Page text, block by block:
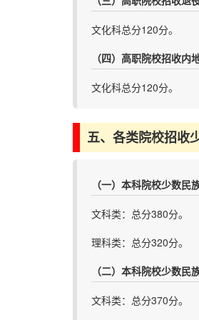
文化科总分120分。
（四）高职院校招收内
文化科总分120分。
五、各类院校招收
（一）本科院校少数民
文科类：总分380分。
理科类：总分320分。
（二）本科院校少数民
文科类：总分370分。